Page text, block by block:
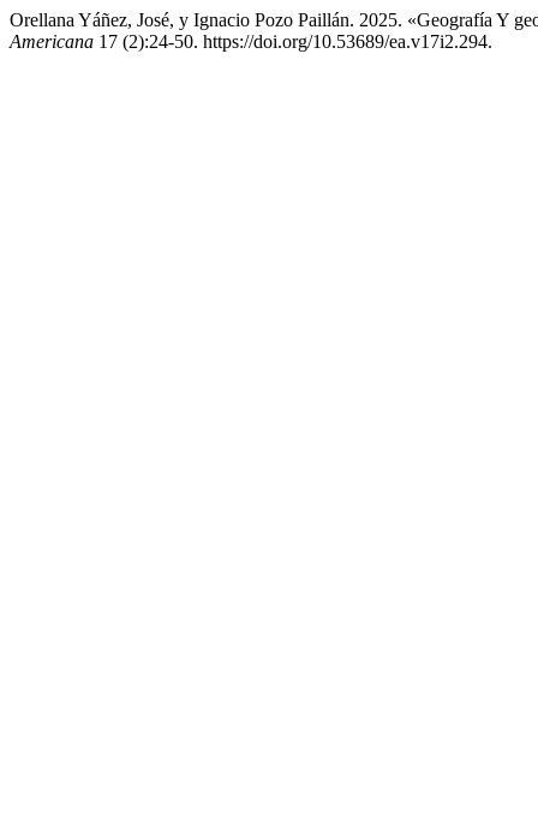
Orellana Yáñez, José, y Ignacio Pozo Paillán. 2025. «Geografía Y
Americana 17 (2):24-50. https://doi.org/10.53689/ea.v17i2.294.